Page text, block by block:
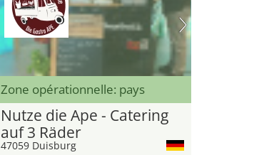
Zone opérationnelle: pays
Nutze die Ape - Catering
auf 3 Räder
47059 Duisburg